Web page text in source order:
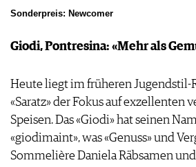
Sonderpreis: Newcomer
Giodi, Pontresina: «Mehr als
Heute liegt im früheren Jugendstil-
«Saratz» der Fokus auf exzellenten
Speisen. Das «Giodi» hat seinen
«giodimaint», was «Genuss» und
Sommelière Daniela Räbsamen